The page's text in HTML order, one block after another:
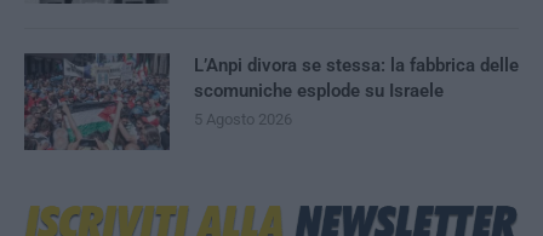
L’Anpi divora se stessa: la fabbrica delle
scomuniche esplode su Israele
5 Agosto 2026